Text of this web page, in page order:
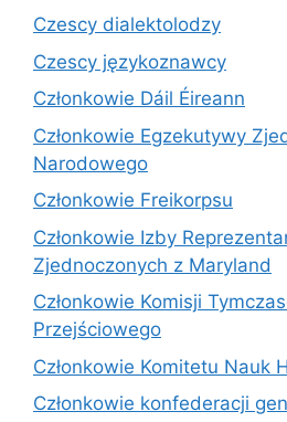
Czescy dialektolodzy
Czescy językoznawcy
Członkowie Dáil Éireann
Członkowie Egzekutywy
Narodowego
Członkowie Freikorpsu
Członkowie Izby
Zjednoczonych z Maryland
Członkowie Komisji
Przejściowego
Członkowie Komitetu Nauk
Członkowie konfederacji